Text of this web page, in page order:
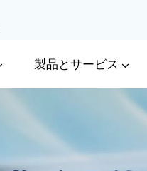
製品とサービス